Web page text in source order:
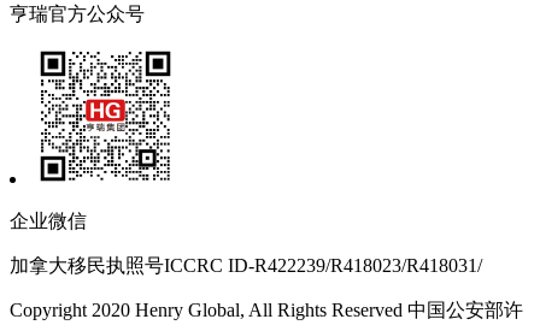
亨瑞官方公众号
企业微信
加拿大移民执照号ICCRC ID-R422239/R418023/R418031/
Copyright 2020 Henry Global, All Rights Reserved 中国公安部许